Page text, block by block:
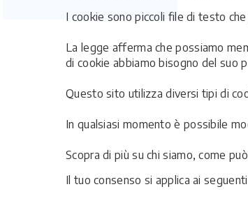
I cookie sono piccoli file di testo
La legge afferma che possiamo
di cookie abbiamo bisogno del suo
Questo sito utilizza diversi tipi di
In qualsiasi momento è possibile
Scopra di più su chi siamo, come
Il tuo consenso si applica ai